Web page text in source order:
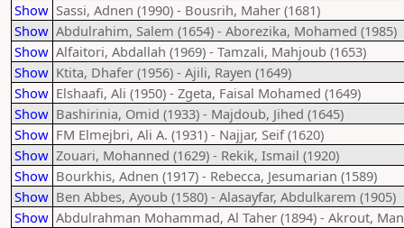
Show Sassi, Adnen (1990) - Bousrih, Maher (1681)
Show Abdulrahim, Salem (1654) - Aborezika, Mohamed (1985)
Show Alfaitori, Abdallah (1969) - Tamzali, Mahjoub (1653)
Show Ktita, Dhafer (1956) - Ajili, Rayen (1649)
Show Elshaafi, Ali (1950) - Zgeta, Faisal Mohamed (1649)
Show Bashirinia, Omid (1933) - Majdoub, Jihed (1645)
Show FM Elmejbri, Ali A. (1931) - Najjar, Seif (1620)
Show Zouari, Mohanned (1629) - Rekik, Ismail (1920)
Show Bourkhis, Adnen (1917) - Rebecca, Jesumarian (1589)
Show Ben Abbes, Ayoub (1580) - Alasayfar, Abdulkarem (1905)
Show Abdulrahman Mohammad, Al Taher (1894) - Akrout,